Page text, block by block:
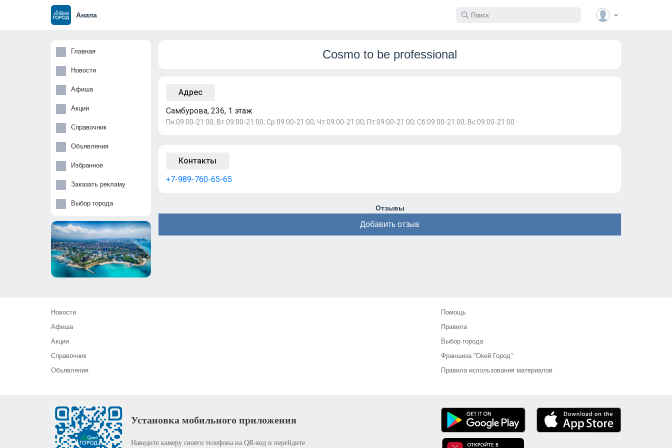
Анапа
Главная
Новости
Афиша
Акции
Справочник
Объявления
Избранное
Заказать рекламу
Выбор города
Cosmo to be professional
Адрес
Самбурова, 236, 1 этаж
Пн:09:00-21:00; Вт:09:00-21:00; Ср:09:00-21:00; Чт:09:00-21:00; Пт:09:00-21:00; Сб:09:00-21:00; Вс:09:00-21:00
Контакты
+7-989-760-65-65
Отзывы
Добавить отзыв
Новости
Афиша
Акции
Справочник
Объявления
Помощь
Правила
Выбор города
Франшиза "Окей Город"
Правила использования материалов
Установка мобильного приложения
Наведите камеру своего телефона на QR-код и перейдите